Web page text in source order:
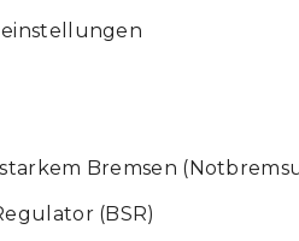
starkem Bremsen
(BSR)